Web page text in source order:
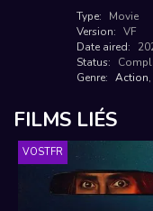
Type:
Movie
Version: VF
Date aired:
Status:
Genre: Action,
FILMS LIÉS
VOSTFR